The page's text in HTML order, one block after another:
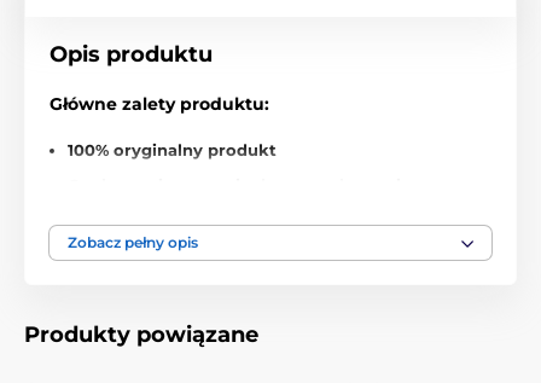
Opis produktu
Główne zalety produktu:
100% oryginalny produkt
Cienki, prawie niewidoczny design
Łatwa i szybka instalacja
Zawartość opakowania:
Zobacz pełny opis
Produkty powiązane